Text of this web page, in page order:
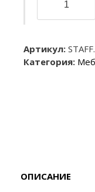
товара
Для
и
сушильной
Артикул:
Категория:
ОПИСАНИЕ